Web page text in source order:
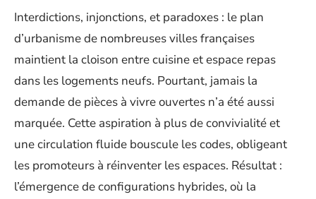
Interdictions, injonctions, et paradoxes : le plan
d’urbanisme de nombreuses villes françaises
maintient la cloison entre cuisine et espace repas
dans les logements neufs. Pourtant, jamais la
demande de pièces à vivre ouvertes n’a été aussi
marquée. Cette aspiration à plus de convivialité et
une circulation fluide bouscule les codes, obligeant
les promoteurs à réinventer les espaces. Résultat :
l’émergence de configurations hybrides, où la